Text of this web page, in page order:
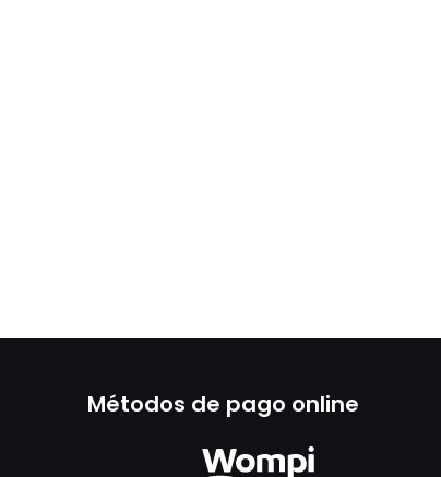
Métodos de pago online